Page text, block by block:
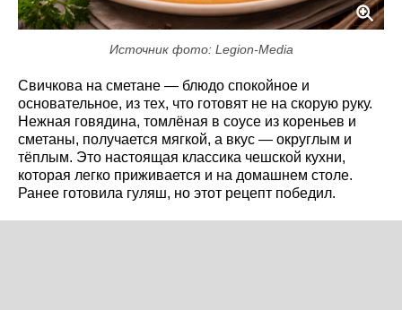
Источник фото: Legion-Media
Свичкова на сметане — блюдо спокойное и
основательное, из тех, что готовят не на скорую руку.
Нежная говядина, томлёная в соусе из кореньев и
сметаны, получается мягкой, а вкус — округлым и
тёплым. Это настоящая классика чешской кухни,
которая легко приживается и на домашнем столе.
Ранее готовила гуляш, но этот рецепт победил.